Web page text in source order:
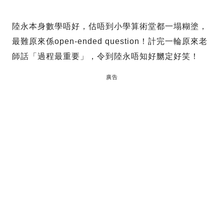
陸永本身數學唔好，估唔到小學算術堂都一塌糊塗，
最難原來係open-ended question！計完一輪原來老
師話「過程最重要」，令到陸永唔知好嬲定好笑！
廣告